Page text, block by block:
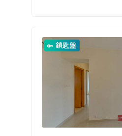
鎖匙盤